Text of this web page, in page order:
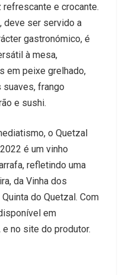
e crocante.
deve ser servido a
gastronómico, é
à mesa,
em peixe grelhado,
suaves, frango
e sushi.
o Quetzal
é um vinho
refletindo uma
da Vinha dos
do Quetzal. Com
em
e no site do produtor.